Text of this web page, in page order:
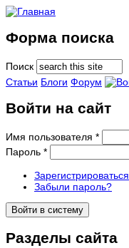
Форма поиска
Поиск
Статьи Блоги Форум
Войти на сайт
Имя пользователя *
Пароль *
Зарегистрироваться
Забыли пароль?
Разделы сайта